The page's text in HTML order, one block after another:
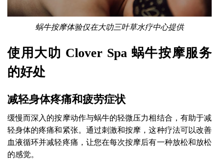
蜗牛按摩体验仅在大叻三叶草水疗中心提供
使用大叻 Clover Spa 蜗牛按摩服务
的好处
减轻身体疼痛和疲劳症状
缓慢而深入的按摩动作与蜗牛的轻微压力相结合，有助于减
轻身体的疼痛和紧张。通过刺激和按摩，这种疗法可以改善
血液循环并减轻疼痛，让您在每次按摩后有一种放松和放松
的感觉。